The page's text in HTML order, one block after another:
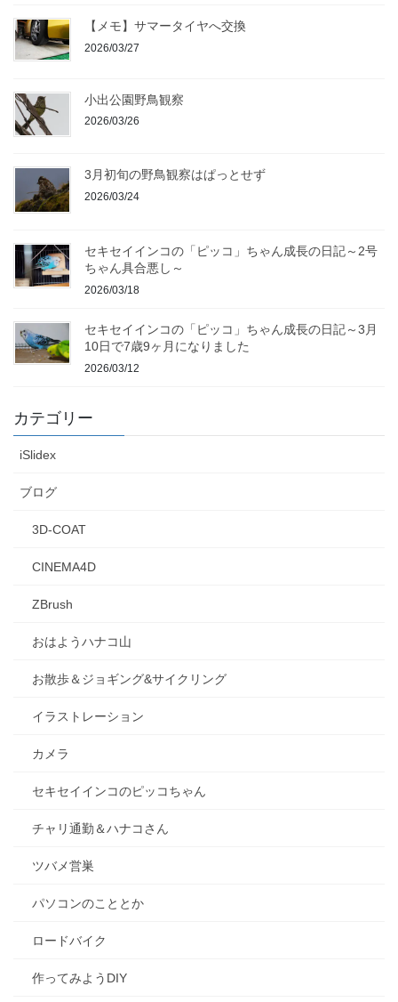
【メモ】サマータイヤへ交換
2026/03/27
小出公園野鳥観察
2026/03/26
3月初旬の野鳥観察はぱっとせず
2026/03/24
セキセイインコの「ピッコ」ちゃん成長の日記～2号
ちゃん具合悪し～
2026/03/18
セキセイインコの「ピッコ」ちゃん成長の日記～3月
10日で7歳9ヶ月になりました
2026/03/12
カテゴリー
iSlidex
ブログ
3D-COAT
CINEMA4D
ZBrush
おはようハナコ山
お散歩＆ジョギング&サイクリング
イラストレーション
カメラ
セキセイインコのピッコちゃん
チャリ通勤＆ハナコさん
ツバメ営巣
パソコンのこととか
ロードバイク
作ってみようDIY